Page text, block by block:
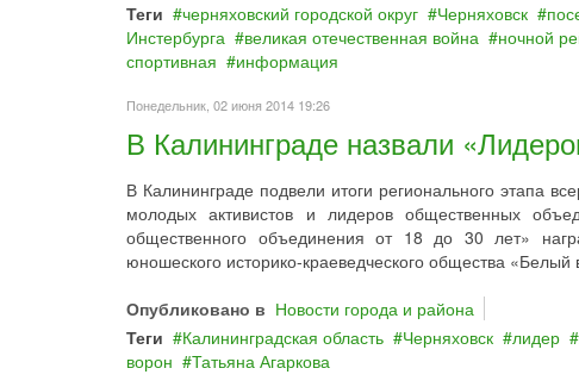
Теги
черняховский городской округ Черняховск
Инстербурга
великая отечественная война ночной
спортивная
информация
Понедельник, 02 июня 2014 19:26
В Калининграде назвали
В Калининграде подвели итоги регионального этапа
молодых активистов и лидеров общественных
общественного объединения от 18 до 30 лет»
юношеского историко-краеведческого общества «Белый
Опубликовано в Новости города и района
Теги
Калининградская область Черняховск лидер
ворон
Татьяна Агаркова